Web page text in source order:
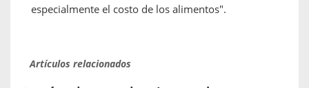
especialmente el costo de los alimentos".
Artículos relacionados